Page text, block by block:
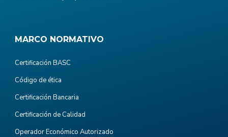
MARCO NORMATIVO
Certificación BASC
Código de ética
Certificación Bancaria
Certificación de Calidad
Operador Económico Autorizado